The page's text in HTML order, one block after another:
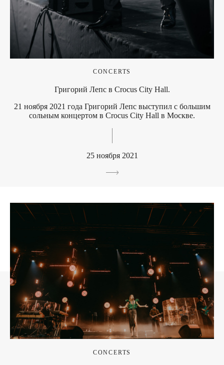
CONCERTS
Григорий Лепс в Crocus City Hall.
21 ноября 2021 года Григорий Лепс выступил с большим
сольным концертом в Crocus City Hall в Москве.
25 ноября 2021
CONCERTS